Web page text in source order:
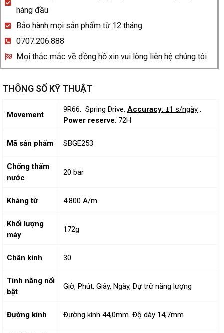
hàng đầu
Bảo hành mọi sản phẩm từ 12 tháng
0707.206.888
Mọi thắc mắc về đồng hồ xin vui lòng liên hệ chúng tôi
THÔNG SỐ KỸ THUẬT
Movement
9R66. Spring Drive. Accuracy: ±1 s/ngày .
Power reserve: 72H
Mã sản phẩm SBGE253
Chống thấm
nước
20 bar
Kháng từ 4.800 A/m
Khối lượng
máy
172g
Chân kính 30
Tính năng nổi
bật
Giờ, Phút, Giây, Ngày, Dự trữ năng lượng
Đường kính Đường kính 44,0mm. Độ dày 14,7mm